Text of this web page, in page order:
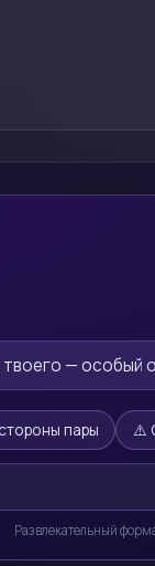
— особый
пары ⚠️
Развлекательный